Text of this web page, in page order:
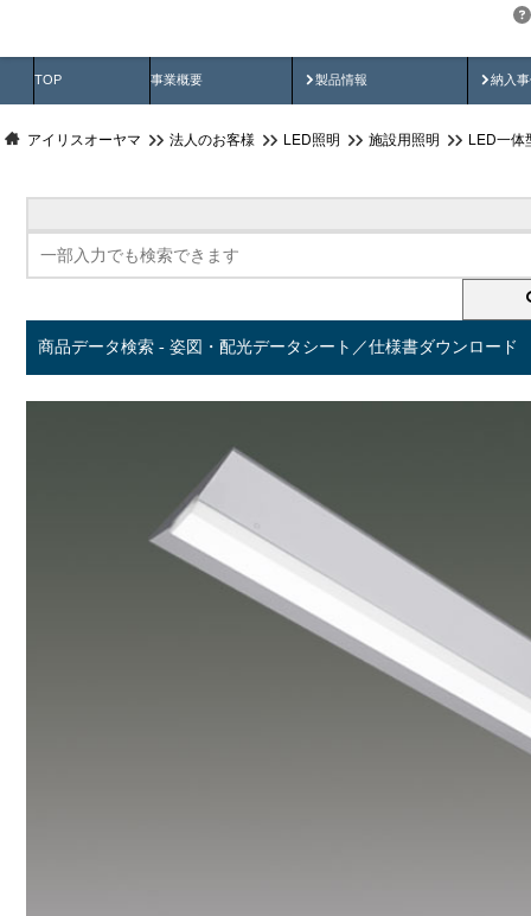
TOP 事業概要 製品情報
製品動画 納入
納
アイリスオーヤマ 法人のお客様 LED照明 施設用照明 LED一体
商品データ検索 - 姿図・配光データシート／仕様書ダウンロード